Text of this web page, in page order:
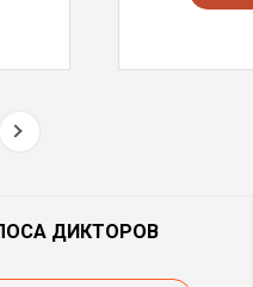
ДИКТОРОВ